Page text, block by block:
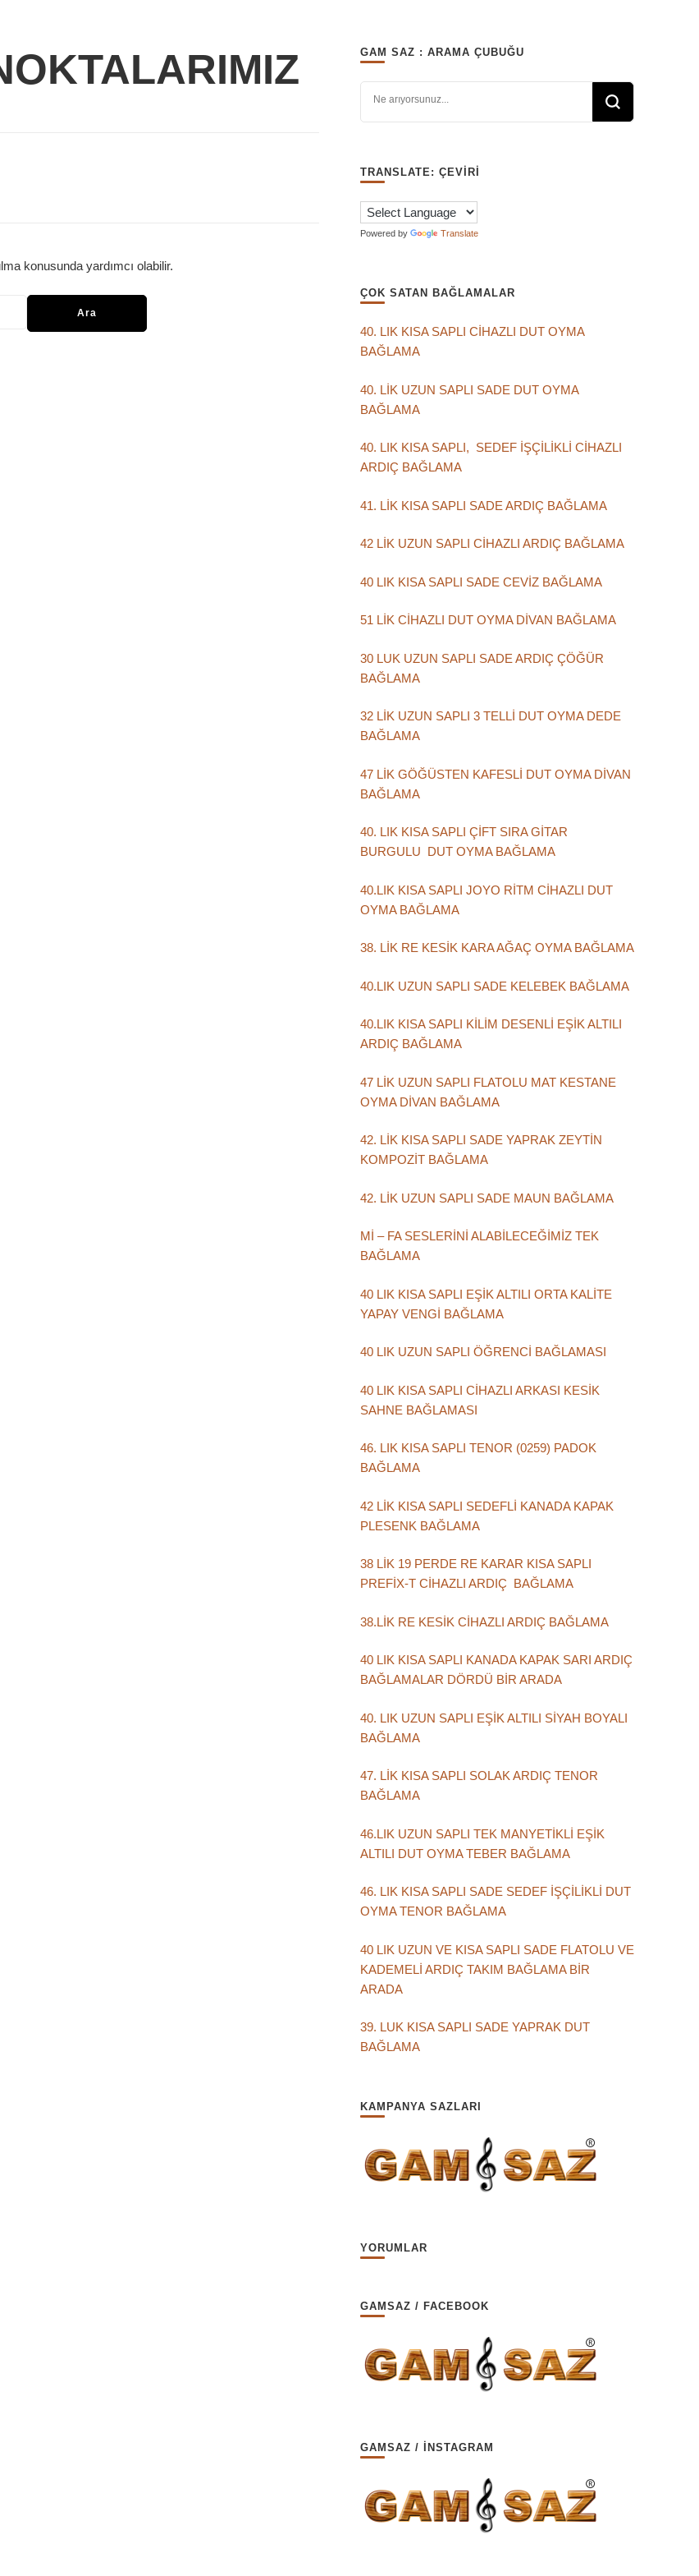
konusunda yardımcı olabilir.
GAM SAZ : ARAMA ÇUBUĞU
TRANSLATE: ÇEVIRI
Powered by Translate
ÇOK SATAN BAĞLAMALAR
40. LIK KISA SAPLI CİHAZLI DUT OYMA
BAĞLAMA
40. LİK UZUN SAPLI SADE DUT OYMA
BAĞLAMA
40. LIK KISA SAPLI, SEDEF İŞÇİLİKLİ CİHAZLI
ARDIÇ BAĞLAMA
41. LİK KISA SAPLI SADE ARDIÇ BAĞLAMA
42 LİK UZUN SAPLI CİHAZLI ARDIÇ BAĞLAMA
40 LIK KISA SAPLI SADE CEVİZ BAĞLAMA
51 LİK CİHAZLI DUT OYMA DİVAN BAĞLAMA
30 LUK UZUN SAPLI SADE ARDIÇ ÇÖĞÜR
BAĞLAMA
32 LİK UZUN SAPLI 3 TELLİ DUT OYMA DEDE
BAĞLAMA
47 LİK GÖĞÜSTEN KAFESLİ DUT OYMA DİVAN
BAĞLAMA
40. LIK KISA SAPLI ÇİFT SIRA GİTAR
BURGULU DUT OYMA BAĞLAMA
40.LIK KISA SAPLI JOYO RİTM CİHAZLI DUT
OYMA BAĞLAMA
38. LİK RE KESİK KARA AĞAÇ OYMA BAĞLAMA
40.LIK UZUN SAPLI SADE KELEBEK BAĞLAMA
40.LIK KISA SAPLI KİLİM DESENLİ EŞİK ALTILI
ARDIÇ BAĞLAMA
47 LİK UZUN SAPLI FLATOLU MAT KESTANE
OYMA DİVAN BAĞLAMA
42. LİK KISA SAPLI SADE YAPRAK ZEYTİN
KOMPOZİT BAĞLAMA
42. LİK UZUN SAPLI SADE MAUN BAĞLAMA
Mİ – FA SESLERİNİ ALABİLECEĞİMİZ TEK
BAĞLAMA
40 LIK KISA SAPLI EŞİK ALTILI ORTA KALİTE
YAPAY VENGİ BAĞLAMA
40 LIK UZUN SAPLI ÖĞRENCİ BAĞLAMASI
40 LIK KISA SAPLI CİHAZLI ARKASI KESİK
SAHNE BAĞLAMASI
46. LIK KISA SAPLI TENOR (0259) PADOK
BAĞLAMA
42 LİK KISA SAPLI SEDEFLİ KANADA KAPAK
PLESENK BAĞLAMA
38 LİK 19 PERDE RE KARAR KISA SAPLI
PREFİX-T CİHAZLI ARDIÇ BAĞLAMA
38.LİK RE KESİK CİHAZLI ARDIÇ BAĞLAMA
40 LIK KISA SAPLI KANADA KAPAK SARI ARDIÇ
BAĞLAMALAR DÖRDÜ BİR ARADA
40. LIK UZUN SAPLI EŞİK ALTILI SİYAH BOYALI
BAĞLAMA
47. LİK KISA SAPLI SOLAK ARDIÇ TENOR
BAĞLAMA
46.LIK UZUN SAPLI TEK MANYETİKLİ EŞİK
ALTILI DUT OYMA TEBER BAĞLAMA
46. LIK KISA SAPLI SADE SEDEF İŞÇİLİKLİ DUT
OYMA TENOR BAĞLAMA
40 LIK UZUN VE KISA SAPLI SADE FLATOLU VE
KADEMELİ ARDIÇ TAKIM BAĞLAMA BİR
ARADA
39. LUK KISA SAPLI SADE YAPRAK DUT
BAĞLAMA
KAMPANYA SAZLARI
YORUMLAR
GAMSAZ / FACEBOOK
GAMSAZ / İNSTAGRAM